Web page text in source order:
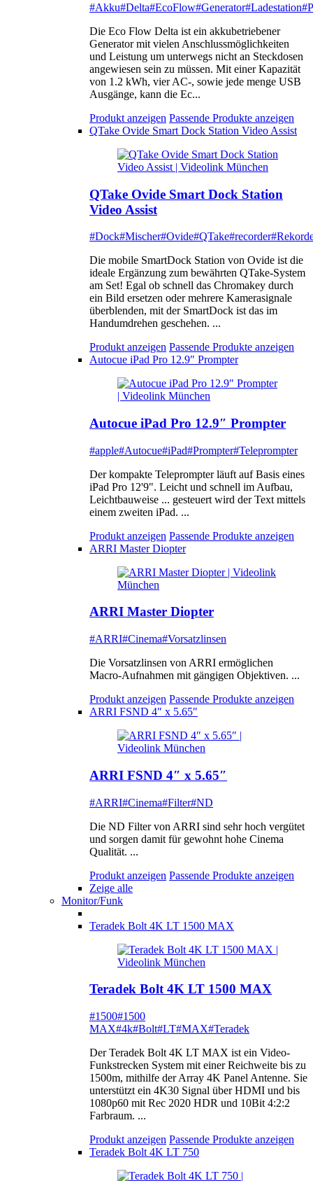
#Akku#Delta#EcoFlow#Generator#Ladestation
Die Eco Flow Delta ist ein akkubetriebener
Generator mit vielen Anschlussmöglichkeiten
und Leistung um unterwegs nicht an Steckdosen
angewiesen sein zu müssen. Mit einer Kapazität
von 1.2 kWh, vier AC-, sowie jede menge USB
Ausgänge, kann die Ec...
Produkt anzeigen Passende Produkte anzeigen
QTake Ovide Smart Dock Station Video Assist
QTake Ovide Smart Dock Station
Video Assist
#Dock#Mischer#Ovide#QTake#recorder
Die mobile SmartDock Station von Ovide ist die
ideale Ergänzung zum bewährten QTake-System
am Set! Egal ob schnell das Chromakey durch
ein Bild ersetzen oder mehrere Kamerasignale
überblenden, mit der SmartDock ist das im
Handumdrehen geschehen. ...
Produkt anzeigen Passende Produkte anzeigen
Autocue iPad Pro 12.9″ Prompter
Autocue iPad Pro 12.9″ Prompter
#apple#Autocue#iPad#Prompter#Teleprompter
Der kompakte Teleprompter läuft auf Basis eines
iPad Pro 12'9". Leicht und schnell im Aufbau,
Leichtbauweise ... gesteuert wird der Text mittels
einem zweiten iPad. ...
Produkt anzeigen Passende Produkte anzeigen
ARRI Master Diopter
ARRI Master Diopter
#ARRI#Cinema#Vorsatzlinsen
Die Vorsatzlinsen von ARRI ermöglichen
Macro-Aufnahmen mit gängigen Objektiven. ...
Produkt anzeigen Passende Produkte anzeigen
ARRI FSND 4″ x 5.65″
ARRI FSND 4″ x 5.65″
#ARRI#Cinema#Filter#ND
Die ND Filter von ARRI sind sehr hoch vergütet
und sorgen damit für gewohnt hohe Cinema
Qualität. ...
Produkt anzeigen Passende Produkte anzeigen
Zeige alle
Monitor/Funk
Teradek Bolt 4K LT 1500 MAX
Teradek Bolt 4K LT 1500 MAX
#1500#1500
MAX#4k#Bolt#LT#MAX#Teradek
Der Teradek Bolt 4K LT MAX ist ein Video-
Funkstrecken System mit einer Reichweite bis zu
1500m, mithilfe der Array 4K Panel Antenne. Sie
unterstützt ein 4K30 Signal über HDMI und bis
1080p60 mit Rec 2020 HDR und 10Bit 4:2:2
Farbraum. ...
Produkt anzeigen Passende Produkte anzeigen
Teradek Bolt 4K LT 750